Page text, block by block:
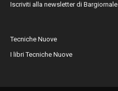
Iscriviti alla newsletter di Bargiornale
Tecniche Nuove
I libri Tecniche Nuove